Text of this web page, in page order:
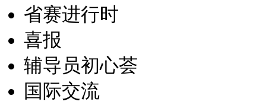
省赛进行时
喜报
辅导员初心荟
国际交流